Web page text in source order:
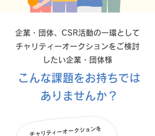
企業・団体、CSR活動の一環として
チャリティーオークションをご検討
したい企業・団体様
こんな課題をお持ちでは
ありませんか？